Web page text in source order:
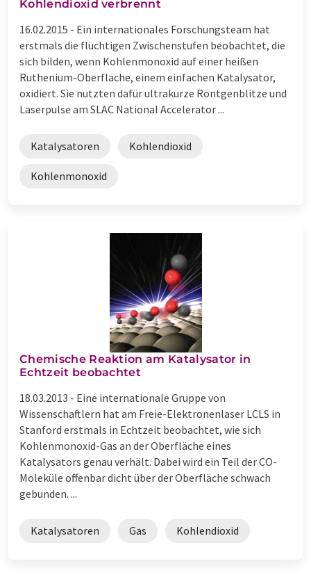
Kohlendioxid verbrennt
16.02.2015 - Ein internationales Forschungsteam hat
erstmals die flüchtigen Zwischenstufen beobachtet, die
sich bilden, wenn Kohlenmonoxid auf einer heißen
Ruthenium-Oberfläche, einem einfachen Katalysator,
oxidiert. Sie nutzten dafür ultrakurze Röntgenblitze und
Laserpulse am SLAC National Accelerator ...
Katalysatoren Kohlendioxid
Kohlenmonoxid
Chemische Reaktion am Katalysator in
Echtzeit beobachtet
18.03.2013 - Eine internationale Gruppe von
Wissenschaftlern hat am Freie-Elektronenlaser LCLS in
Stanford erstmals in Echtzeit beobachtet, wie sich
Kohlenmonoxid-Gas an der Oberfläche eines
Katalysators genau verhält. Dabei wird ein Teil der CO-
Moleküle offenbar dicht über der Oberfläche schwach
gebunden. ...
Katalysatoren Gas Kohlendioxid